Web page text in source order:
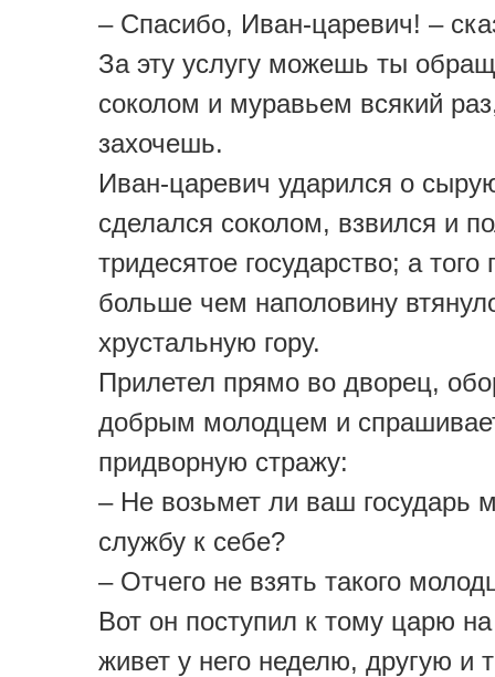
– Спасибо, Иван-царевич! –
За эту услугу можешь ты
соколом и муравьем всякий
захочешь.
Иван-царевич ударился о
сделался соколом, взвился и
тридесятое государство; а того
больше чем наполовину
хрустальную гору.
Прилетел прямо во дворец,
добрым молодцем и
придворную стражу:
– Не возьмет ли ваш государь
службу к себе?
– Отчего не взять такого
Вот он поступил к тому царю
живет у него неделю, другую и